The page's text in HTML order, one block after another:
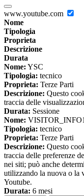
www.youtube.com
Nome
Tipologia
Proprieta
Descrizione
Durata
Nome: YSC
Tipologia: tecnico
Proprieta: Terze Parti
Descrizione: Questo
traccia delle
Durata: Sessione
Nome:
Tipologia: tecnico
Proprieta: Terze Parti
Descrizione: Questo
traccia delle preferenze
nei siti; può anche
utilizzando la nuova o la
Youtube.
Durata: 6 mesi